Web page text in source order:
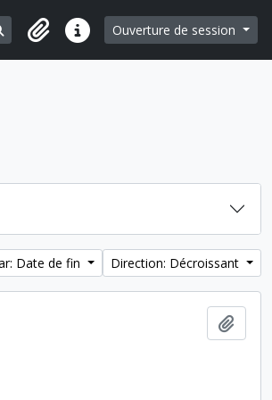
Search in browse page
Liens rapidesOuverture de session
Date de fin Direction: Décroissant